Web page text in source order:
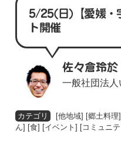
5/25(日)【愛媛・
ト開催
佐々倉玲於
一般社団法
[他地域] [郷土料理
ん] [食] [イベント] [コミュニ